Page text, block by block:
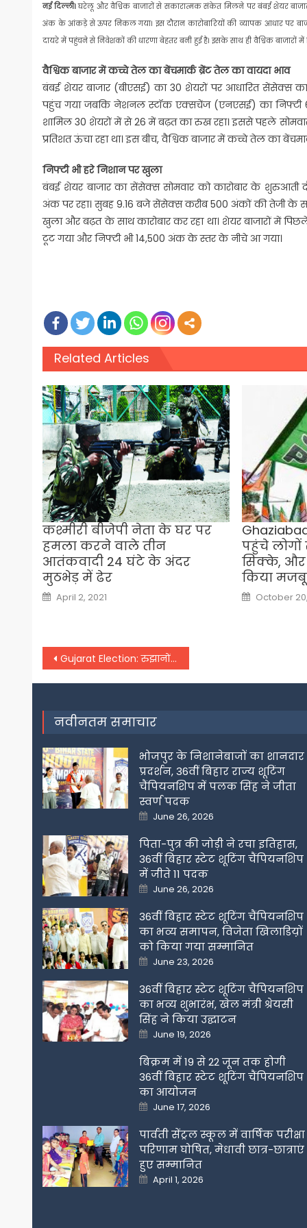
नई दिल्ली।घरेलू और वैश्विक बाजारों से सकारात्मक संकेत मिलने पर बंबई शेयर
अंक के आंकड़े से ऊपर निकल गया। इस दौरान कारोबारियों की व्यापक आधार पर
दायरे में पहुंचने से निवेशकों की धारणा बेहतर बनी हुई है। इसके साथ ही वैश्विक बाजारों
वैश्विक बाजार में कच्चे तेल का बेंचमार्क ब्रेंट तेल का वायदा भाव
बंबई शेयर बाजार (बीएसई) का 30 शेयरों पर आधारित सेंसेक्स
पहुंच गया जबकि नेशनल स्टॉक एक्सचेंज (एनएसई) का निफ्टी
शामिल 30 शेयरों में से 26 में बढ़त का रुख रहा। इससे पहले
प्रतिशत ऊंचा रहा था। इस बीच, वैश्विक बाजार में कच्चे तेल का
निफ्टी भी हरे निशान पर खुला
बंबई शेयर बाजार का सेंसेक्स सोमवार को कारोबार के
अंक पर रहा। सुबह 9.16 बजे सेंसेक्स करीब 500 अंकों की तेजी के
खुला और बढ़त के साथ कारोबार कर रहा था। शेयर बाजारों में
टूट गया और निफ्टी भी 14,500 अंक के स्तर के नीचे आ गया।
Related Articles
कश्मीरी बीजेपी नेता के घर पर
हमला करने वाले तीन
आतंकवादी 24 घंटे के अंदर
मुठभेड़ में ढेर
Posted
on
April 2, 2021
पहुंचे
सिक्के,
किया
Posted
on
October
Post
navigation
Gujarat Election: रुझानों में BJP आगे, शहर से गांव की ओर बढ़ी आम आदमी पार्टी
नवीनतम समाचार
भोजपुर के निशानेबाजों का शानदार
प्रदर्शन, 36वीं बिहार राज्य शूटिंग
चैंपियनशिप में पलक सिंह ने जीता
स्वर्ण पदक
Posted
on
June 26, 2026
पिता-पुत्र की जोड़ी ने रचा इतिहास,
36वीं बिहार स्टेट शूटिंग चैंपियनशिप
में जीते 11 पदक
Posted
on
June 26, 2026
36वीं बिहार स्टेट शूटिंग चैंपियनशिप
का भव्य समापन, विजेता खिलाडिय़ों
को किया गया सम्मानित
Posted
on
June 23, 2026
36वीं बिहार स्टेट शूटिंग चैंपियनशिप
का भव्य शुभारंभ, खेल मंत्री श्रेयसी
सिंह ने किया उद्घाटन
Posted
on
June 19, 2026
बिक्रम में 19 से 22 जून तक होगी
36वीं बिहार स्टेट शूटिंग चैंपियनशिप
का आयोजन
Posted
on
June 17, 2026
पार्वती सेंट्रल स्कूल में वार्षिक परीक्षा
परिणाम घोषित, मेधावी छात्र-छात्राएं
हुए सम्मानित
Posted
on
April 1, 2026